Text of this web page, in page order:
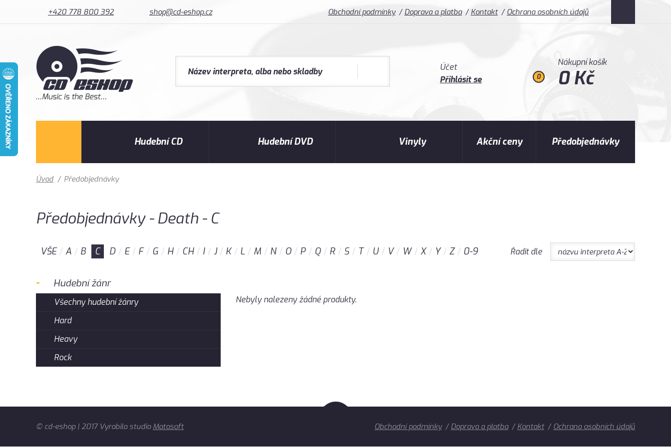
+420 778 800 392 shop@cd-eshop.cz Obchodní podmínky Doprava a platba Kontakt Ochrana osobních údajů
Účet
Přihlásit se
0
Nákupní košík
0 Kč
Hudební CD Hudební DVD Vinyly Akční ceny Předobjednávky
Úvod / Předobjednávky
Předobjednávky - Death - C
VŠE A B C D E F G H CH I J K L M N O P Q R S T U V W X Y Z 0-9 Řadit dle
Hudební žánr
Všechny hudební žánry
Hard
Heavy
Rock
Nebyly nalezeny žádné produkty.
© cd-eshop | 2017 Vyrobilo studio Matosoft Obchodní podmínky Doprava a platba Kontakt Ochrana osobních údajů